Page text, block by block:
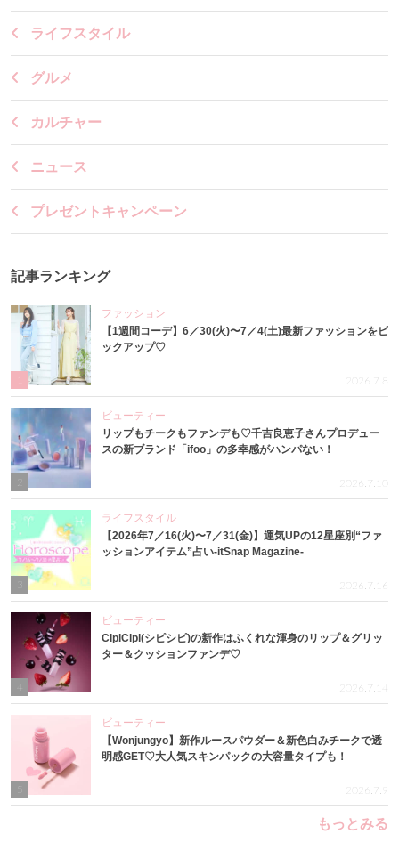
ライフスタイル
グルメ
カルチャー
ニュース
プレゼントキャンペーン
記事ランキング
ファッション
【1週間コーデ】6／30(火)〜7／4(土)最新ファッションをピ
ックアップ♡
2026.7.8
ビューティー
リップもチークもファンデも♡千吉良恵子さんプロデュー
スの新ブランド「ifoo」の多幸感がハンパない！
2026.7.10
3
ライフスタイル
【2026年7／16(火)〜7／31(金)】運気UPの12星座別“ファ
ッションアイテム”占い-itSnap Magazine-
2026.7.16
4
ビューティー
CipiCipi(シピシピ)の新作はふくれな渾身のリップ＆グリッ
ター＆クッションファンデ♡
2026.7.14
ビューティー
【Wonjungyo】新作ルースパウダー＆新色白みチークで透
明感GET♡大人気スキンパックの大容量タイプも！
2026.7.9
もっとみる